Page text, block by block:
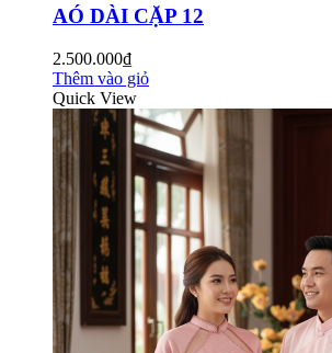
AÓ DÀI CẶP 12
2.500.000₫
Thêm vào giỏ
Quick View